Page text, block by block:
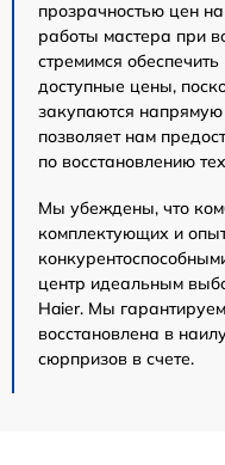
прозрачностью цен
работы мастера при
стремимся
доступные цены,
закупаются
позволяет нам
по восстановлению
Мы убеждены, что
комплектующих и
центр идеальным
Haier. Мы
восстановлена в
сюрпризов в счете.